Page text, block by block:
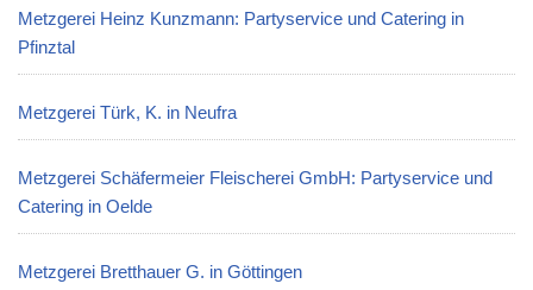
Metzgerei Heinz Kunzmann: Partyservice und Catering in
Pfinztal
Metzgerei Türk, K. in Neufra
Metzgerei Schäfermeier Fleischerei GmbH: Partyservice und
Catering in Oelde
Metzgerei Bretthauer G. in Göttingen